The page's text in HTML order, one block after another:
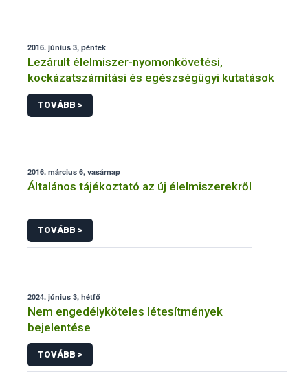
2016. június 3, péntek
Lezárult élelmiszer-nyomonkövetési,
kockázatszámítási és egészségügyi kutatások
TOVÁBB >
2016. március 6, vasárnap
Általános tájékoztató az új élelmiszerekről
TOVÁBB >
2024. június 3, hétfő
Nem engedélyköteles létesítmények
bejelentése
TOVÁBB >